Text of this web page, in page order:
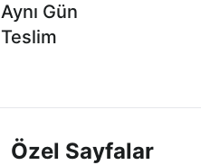
Aynı Gün
Teslim
Özel Sayfalar